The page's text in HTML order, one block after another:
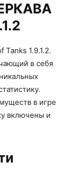
1.9.1.2.
в себя
в игре
включены и